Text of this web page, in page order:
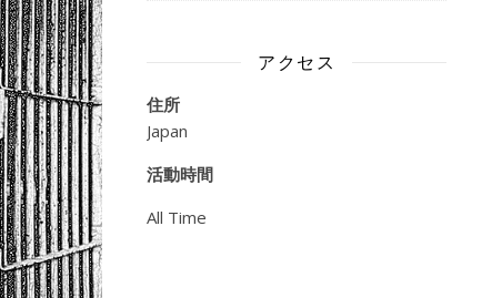
アクセス
住所
Japan
活動時間
All Time